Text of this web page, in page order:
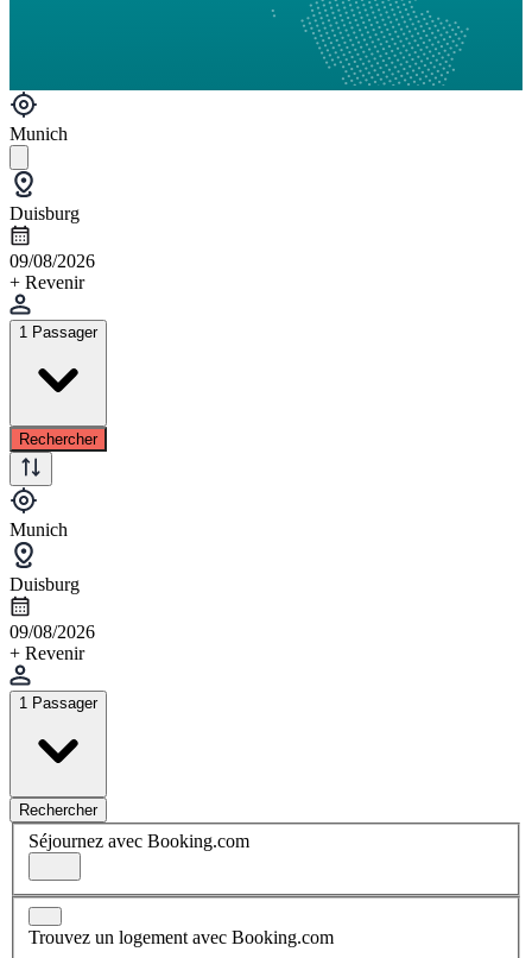
Munich
Duisburg
09/08/2026
+ Revenir
1 Passager
Rechercher
Munich
Duisburg
09/08/2026
+ Revenir
1 Passager
Rechercher
Séjournez avec Booking.com
Trouvez un logement avec Booking.com